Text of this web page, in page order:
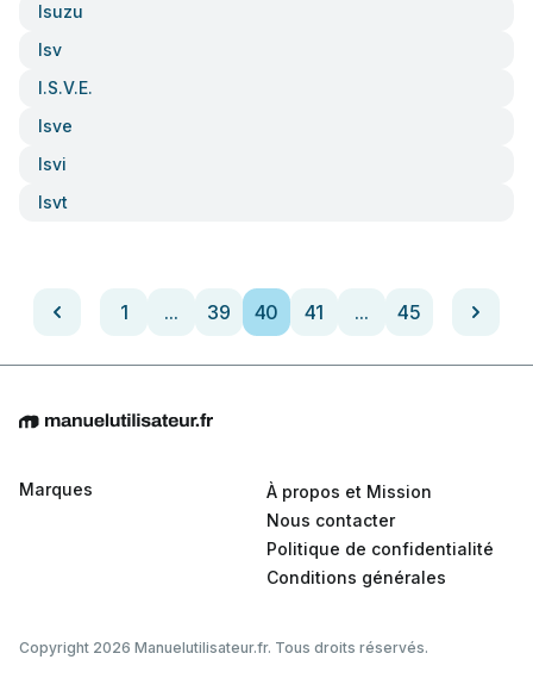
Isuzu
Isv
I.s.v.e.
Isve
Isvi
Isvt
1 ... 39 40 41 ... 45
Marques
À propos et Mission
Nous contacter
Politique de confidentialité
Conditions générales
Copyright 2026 Manuelutilisateur.fr. Tous droits réservés.